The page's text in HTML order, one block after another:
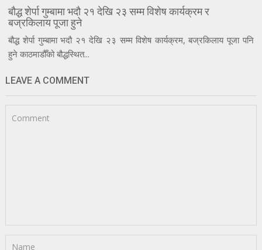
बौद्ध शेर्पा गुम्बामा भदौ २१ देखि २३ सम्म विशेष कार्यक्रम र
बज्रकिलाय पूजा हुने
बौद्ध शेर्पा गुम्बामा भदौ २१ देखि २३ सम्म विशेष कार्यक्रम, बज्रकिलाय पूजा पनि
हुने काठमाडौँको बौद्धस्थित...
LEAVE A COMMENT